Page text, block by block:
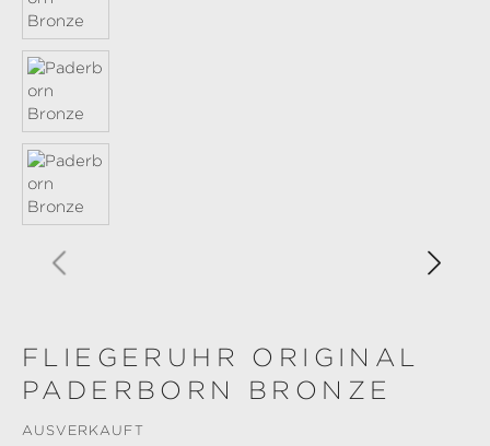
FLIEGERUHR ORIGINAL
PADERBORN BRONZE
AUSVERKAUFT